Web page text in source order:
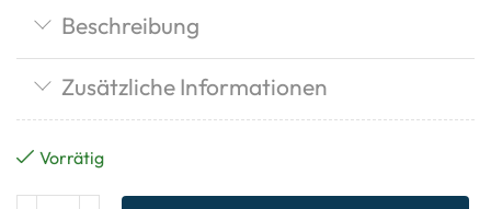
Beschreibung
Zusätzliche Informationen
Vorrätig